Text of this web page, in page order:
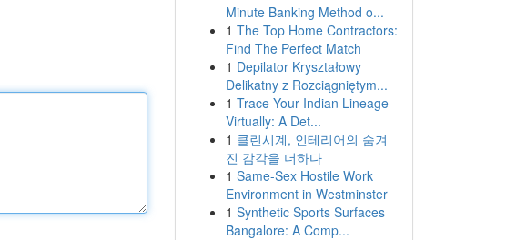
Minute Banking Method o...
1 The Top Home Contractors:
Find The Perfect Match
1 Depilator Kryształowy
Delikatny z Rozciągniętym...
1 Trace Your Indian Lineage
Virtually: A Det...
1 클린시계, 인테리어의 숨겨
진 감각을 더하다
1 Same-Sex Hostile Work
Environment in Westminster
1 Synthetic Sports Surfaces
Bangalore: A Comp...